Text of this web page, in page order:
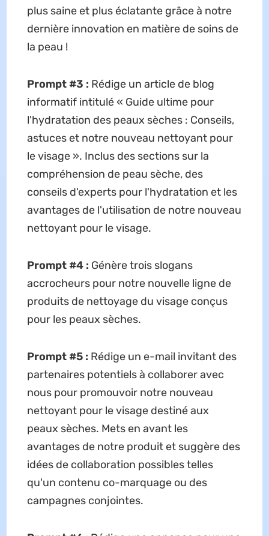
plus saine et plus éclatante grâce à notre
dernière innovation en matière de soins de
la peau !
Prompt #3 : Rédige un article de blog
informatif intitulé « Guide ultime pour
l'hydratation des peaux sèches : Conseils,
astuces et notre nouveau nettoyant pour
le visage ». Inclus des sections sur la
compréhension de peau sèche, des
conseils d'experts pour l'hydratation et les
avantages de l'utilisation de notre nouveau
nettoyant pour le visage.
Prompt #4 : Génère trois slogans
accrocheurs pour notre nouvelle ligne de
produits de nettoyage du visage conçus
pour les peaux sèches.
Prompt #5 : Rédige un e-mail invitant des
partenaires potentiels à collaborer avec
nous pour promouvoir notre nouveau
nettoyant pour le visage destiné aux
peaux sèches. Mets en avant les
avantages de notre produit et suggère des
idées de collaboration possibles telles
qu'un contenu co-marquage ou des
campagnes conjointes.